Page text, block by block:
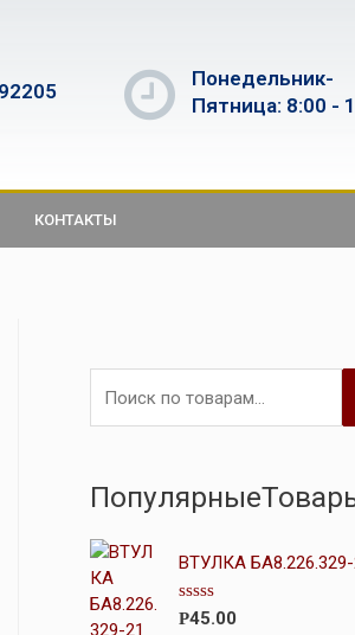
Понедельник-
Пятница: 8:00 -
КОНТАКТЫ
ВТУЛКА БА8.226.329-
О
Р45.00